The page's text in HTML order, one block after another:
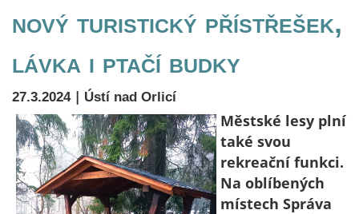
nový turistický přístřešek,
lávka i ptačí budky
27.3.2024| Ústí nad Orlicí
Městské lesy plní
také svou
rekreační funkci.
Na oblíbených
místech Správa